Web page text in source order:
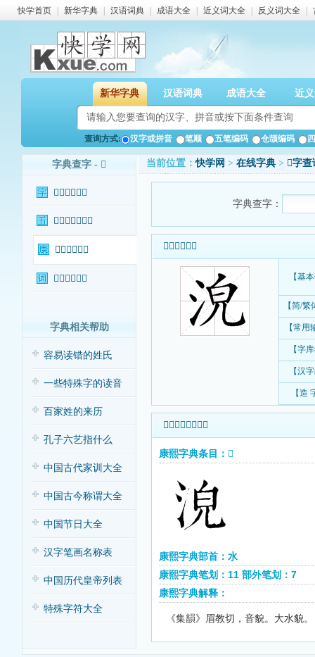
快学首页 新华字典 汉语词典 成语大全 近义词大全 反义词大全
新华字典 汉语词典 成语大全 近
查询方式: 汉字或拼音 笔顺 五笔编码 仓颉编码
字典查字 - 𣴟
𣴟字基本信息
𣴟字输入法查询
𣴟字康熙字典
𣴟字相关词语
字典相关帮助
容易读错的姓氏
一些特殊字的读音
百家姓的来历
孔子六艺指什么
中国古代家训大全
中国古今称谓大全
中国节日大全
汉字笔画名称表
中国历代皇帝列表
特殊字符大全
当前位置：快学网 > 在线字典 > 𣴟字
字典查字：
𣴟字基本信息
【基
【简/
【常用
【字
【汉
【造
𣴟字康熙字典查询
康熙字典条目：𣴟
康熙字典部首：水
康熙字典笔划：11 部外笔划：7
康熙字典解释：
《集韻》眉教切，音貌。大水貌。